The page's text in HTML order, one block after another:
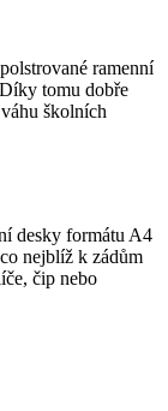
ramenní
tomu dobře
školních
desky formátu A4
nejblíž k zádům
čip nebo